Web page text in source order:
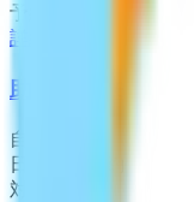
予約可能：
詳細を見る
助産師外来
自費診療
日時指定予約
対面診療